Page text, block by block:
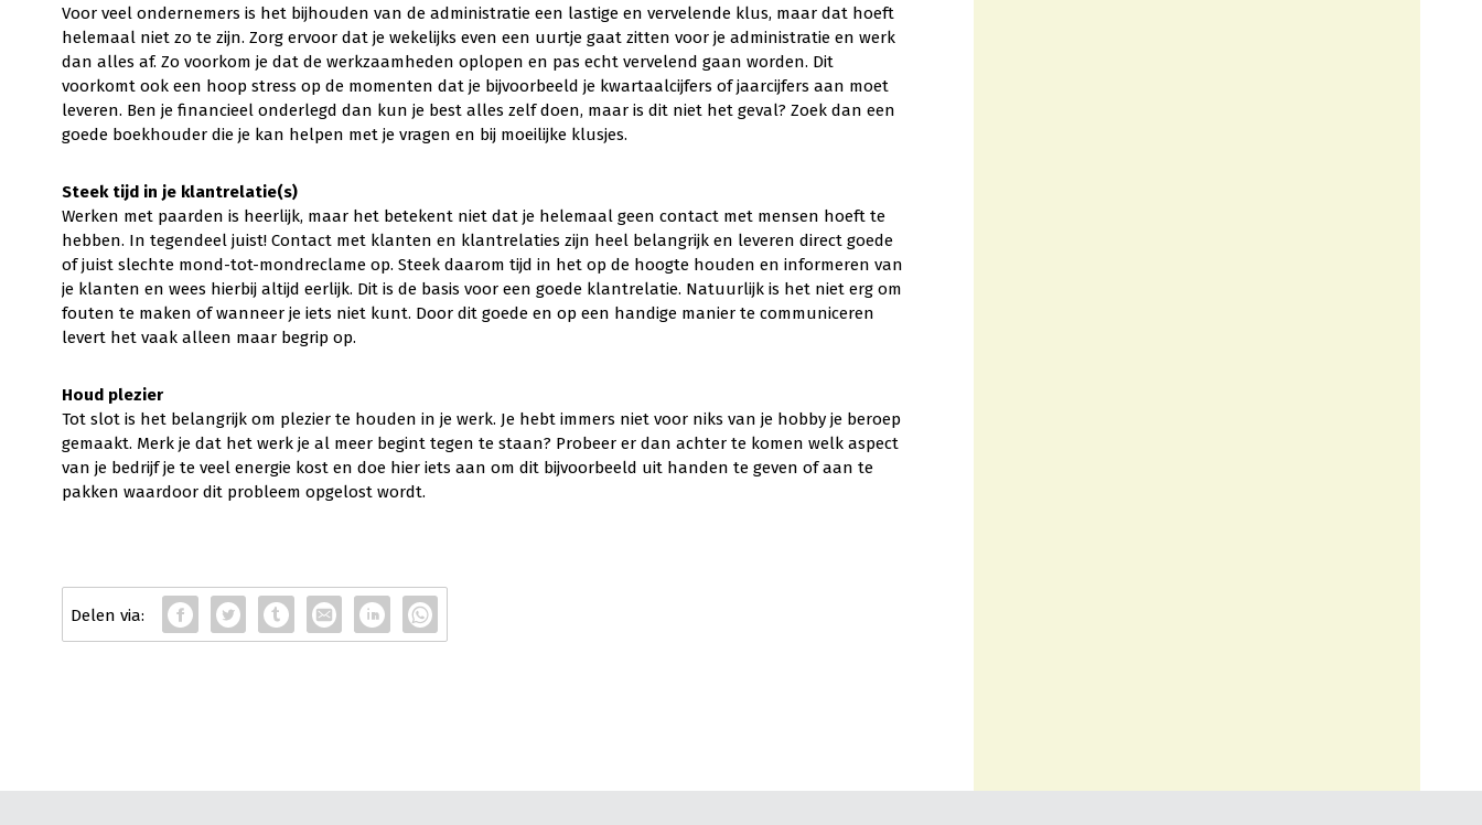
Voor veel ondernemers is het bijhouden van de administratie een lastige en vervelende klus, maar dat hoeft
helemaal niet zo te zijn. Zorg ervoor dat je wekelijks even een uurtje gaat zitten voor je administratie en werk
dan alles af. Zo voorkom je dat de werkzaamheden oplopen en pas echt vervelend gaan worden. Dit
voorkomt ook een hoop stress op de momenten dat je bijvoorbeeld je kwartaalcijfers of jaarcijfers aan moet
leveren. Ben je financieel onderlegd dan kun je best alles zelf doen, maar is dit niet het geval? Zoek dan een
goede boekhouder die je kan helpen met je vragen en bij moeilijke klusjes.
Steek tijd in je klantrelatie(s)
Werken met paarden is heerlijk, maar het betekent niet dat je helemaal geen contact met mensen hoeft te
hebben. In tegendeel juist! Contact met klanten en klantrelaties zijn heel belangrijk en leveren direct goede
of juist slechte mond-tot-mondreclame op. Steek daarom tijd in het op de hoogte houden en informeren van
je klanten en wees hierbij altijd eerlijk. Dit is de basis voor een goede klantrelatie. Natuurlijk is het niet erg om
fouten te maken of wanneer je iets niet kunt. Door dit goede en op een handige manier te communiceren
levert het vaak alleen maar begrip op.
Houd plezier
Tot slot is het belangrijk om plezier te houden in je werk. Je hebt immers niet voor niks van je hobby je beroep
gemaakt. Merk je dat het werk je al meer begint tegen te staan? Probeer er dan achter te komen welk aspect
van je bedrijf je te veel energie kost en doe hier iets aan om dit bijvoorbeeld uit handen te geven of aan te
pakken waardoor dit probleem opgelost wordt.